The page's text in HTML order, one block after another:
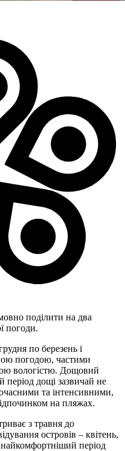
поділити на два
погоди.
по березень і
погодою, частими
вологістю. Дощовий
період дощі зазвичай не
та інтенсивними,
на пляжах.
з травня до
островів – квітень,
період